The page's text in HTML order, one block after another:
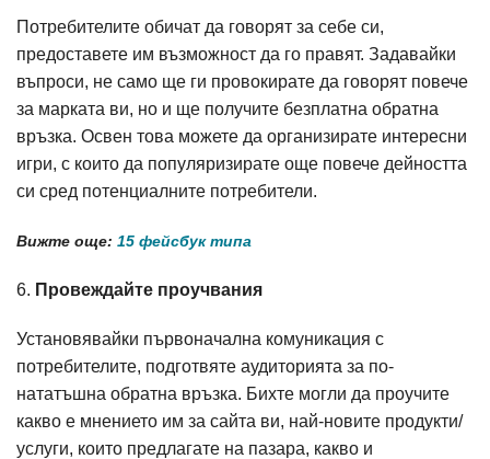
Потребителите обичат да говорят за себе си,
предоставете им възможност да го правят. Задавайки
въпроси, не само ще ги провокирате да говорят повече
за марката ви, но и ще получите безплатна обратна
връзка. Освен това можете да организирате интересни
игри, с които да популяризирате още повече дейността
си сред потенциалните потребители.
Вижте още: 15 фейсбук типа
6. Провеждайте проучвания
Установявайки първоначална комуникация с
потребителите, подготвяте аудиторията за по-
нататъшна обратна връзка. Бихте могли да проучите
какво е мнението им за сайта ви, най-новите продукти/
услуги, които предлагате на пазара, какво и